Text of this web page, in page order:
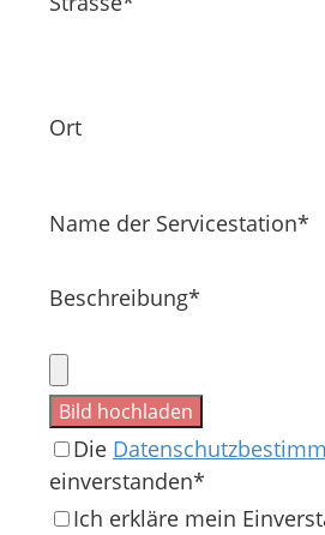
Ort
Name der Servicestation*
Beschreibung*
Bild hochladen
Die
einverstanden*
Ich erkläre mein